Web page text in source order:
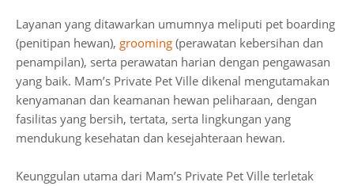
Layanan yang ditawarkan umumnya meliputi pet boarding
(penitipan hewan), grooming (perawatan kebersihan dan
penampilan), serta perawatan harian dengan pengawasan
yang baik. Mam’s Private Pet Ville dikenal mengutamakan
kenyamanan dan keamanan hewan peliharaan, dengan
fasilitas yang bersih, tertata, serta lingkungan yang
mendukung kesehatan dan kesejahteraan hewan.
Keunggulan utama dari Mam’s Private Pet Ville terletak